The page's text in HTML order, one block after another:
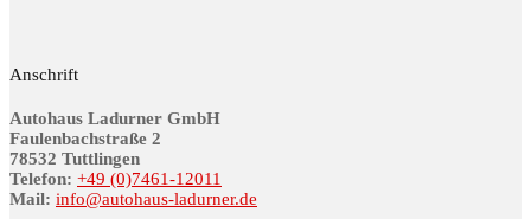
Anschrift
Autohaus Ladurner GmbH
Fau­len­bach­stra­ße 2
78532 Tutt­lin­gen
Telefon: +49 (0)7461-12011
Mail: info@au­to­haus-lad­ur­ner.de